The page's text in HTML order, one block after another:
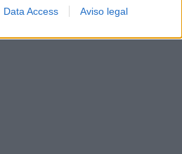
Data Access Aviso legal